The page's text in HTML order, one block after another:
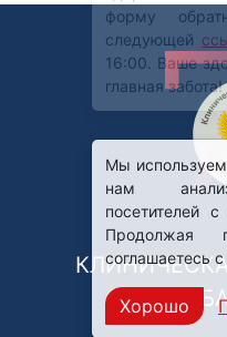
Мы
нам
посетителей
Продолжая
соглашаетесь
Хорошо